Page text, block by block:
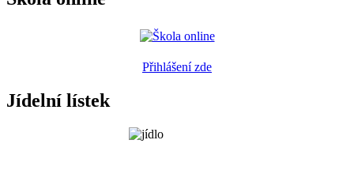
Přihlášení zde
Jídelní lístek